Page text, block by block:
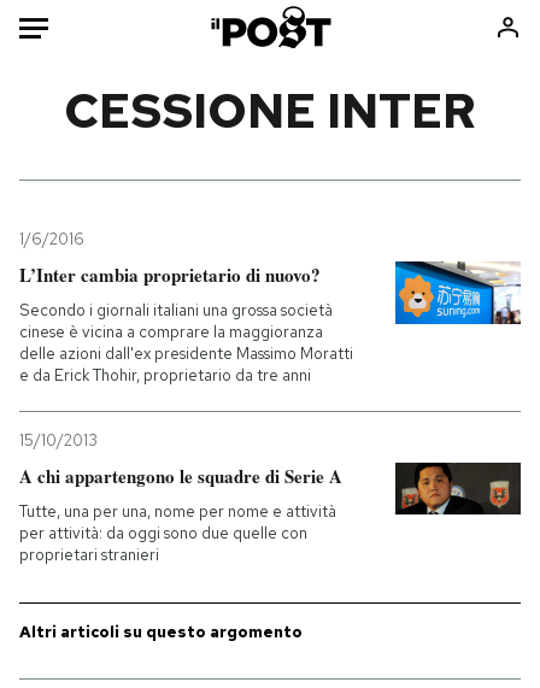
Mondo
Politica
Tecnologia
Internet
Scienza
Cultura
Economia
Sport
Consumismi
Storie/Idee
Ok Boomer!
Media
Europa
Mondiali calcio 2026
CESSIONE INTER
1/6/2016
L’Inter cambia proprietario di nuovo?
Secondo i giornali italiani una grossa società
cinese è vicina a comprare la maggioranza
delle azioni dall'ex presidente Massimo Moratti
e da Erick Thohir, proprietario da tre anni
15/10/2013
A chi appartengono le squadre di Serie A
Tutte, una per una, nome per nome e attività
per attività: da oggi sono due quelle con
proprietari stranieri
Altri articoli su questo argomento